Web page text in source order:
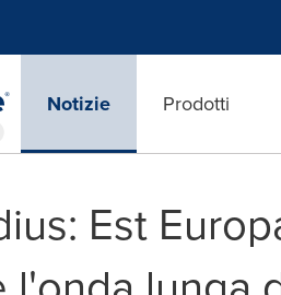
Notizie Prodotti
Est